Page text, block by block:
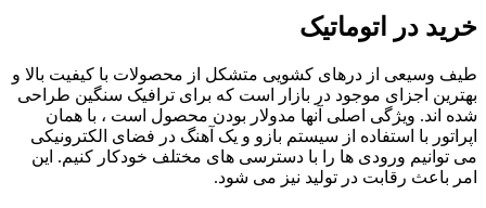
خرید در اتوماتیک
طیف وسیعی از درهای کشویی متشکل از محصولات با کیفیت بالا و
بهترین اجزای موجود در بازار است که برای ترافیک سنگین طراحی
شده اند. ویژگی اصلی آنها مدولار بودن محصول است ، با همان
اپراتور با استفاده از سیستم بازو و یک آهنگ در فضای الکترونیکی
می توانیم ورودی ها را با دسترسی های مختلف خودکار کنیم. این
امر باعث رقابت در تولید نیز می شود.